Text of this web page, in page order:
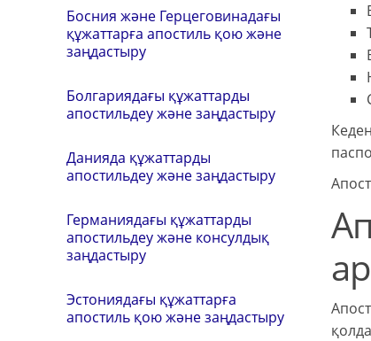
Босния және Герцеговинадағы
құжаттарға апостиль қою және
заңдастыру
Болгариядағы құжаттарды
апостильдеу және заңдастыру
Данияда құжаттарды
апостильдеу және заңдастыру
Германиядағы құжаттарды
апостильдеу және консулдық
заңдастыру
Эстониядағы құжаттарға
апостиль қою және заңдастыру